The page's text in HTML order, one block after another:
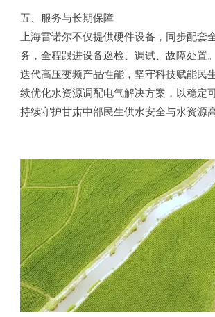
五、服务与长期保障
上海雷诺尔不仅提供硬件设备，同步配套
务，全程跟进设备巡检、调试、故障处置
迭代高压变频产品性能，坚守科技赋能民
续优化水资源调配电气解决方案，以稳定
持续守护甘肃中部民生供水安全与水资源